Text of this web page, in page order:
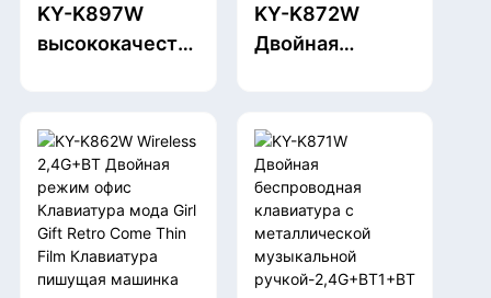
бухгалтерского
учета для
компьютеров
под
управлением
Windows
(черная)
настольных
компьютеров
KY-K897W
высококачеств
девушка 2.4G
Беспроводная
клавиатура
Bluetooth Office
для ноутбуков
на рабочие
KY-K872W
Двойная
металлической
музыкальной
ручкой-2,4G+B
T1+BT2,
эргономически
е безмолвные